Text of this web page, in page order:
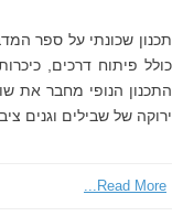
תכנון שכונתי על ספר
כולל פיתוח דרכים,
התכנון הנופי מחבר את
ירוקה של שבילים וגנים
Read More...